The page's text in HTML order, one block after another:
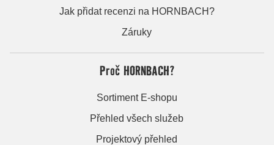
Jak přidat recenzi na HORNBACH?
Záruky
Proč HORNBACH?
Sortiment E-shopu
Přehled všech služeb
Projektový přehled